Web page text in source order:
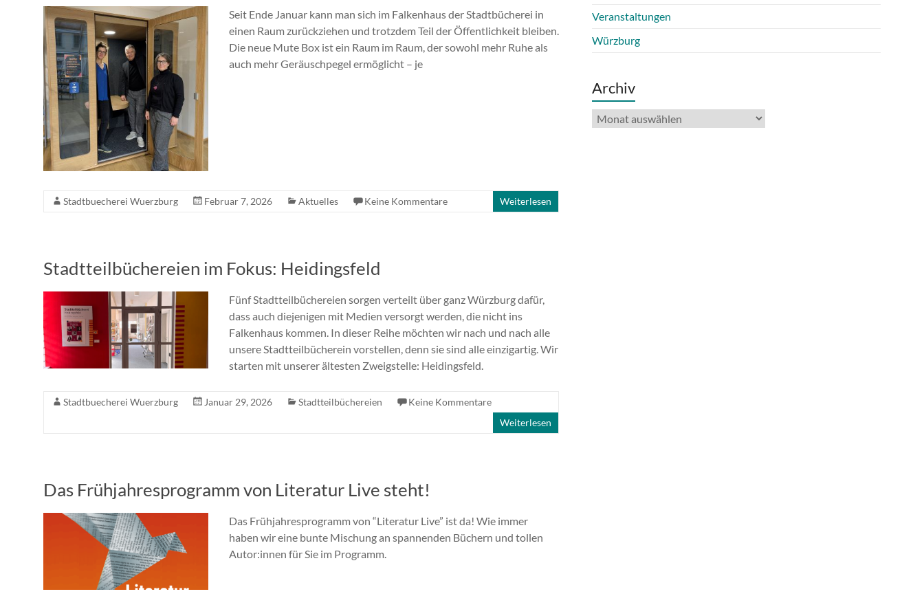
Seit Ende Januar kann man sich im Falkenhaus der Stadtbücherei in
einen Raum zurückziehen und trotzdem Teil der Öffentlichkeit bleiben.
Die neue Mute Box ist ein Raum im Raum, der sowohl mehr Ruhe als
auch mehr Geräuschpegel ermöglicht – je
Stadtbuecherei Wuerzburg Februar 7, 2026 Aktuelles Keine Kommentare Weiterlesen
Stadtteilbüchereien im Fokus: Heidingsfeld
Fünf Stadtteilbüchereien sorgen verteilt über ganz Würzburg dafür,
dass auch diejenigen mit Medien versorgt werden, die nicht ins
Falkenhaus kommen. In dieser Reihe möchten wir nach und nach alle
unsere Stadtteilbücherein vorstellen, denn sie sind alle einzigartig. Wir
starten mit unserer ältesten Zweigstelle: Heidingsfeld.
Stadtbuecherei Wuerzburg Januar 29, 2026 Stadtteilbüchereien
Keine Kommentare
Weiterlesen
Das Frühjahresprogramm von Literatur Live steht!
Das Frühjahresprogramm von “Literatur Live” ist da! Wie immer
haben wir eine bunte Mischung an spannenden Büchern und tollen
Autor:innen für Sie im Programm.
Veranstaltungen
Würzburg
Archiv
Archiv